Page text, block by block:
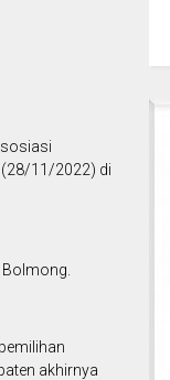
(28/11/2022) di
akhirnya